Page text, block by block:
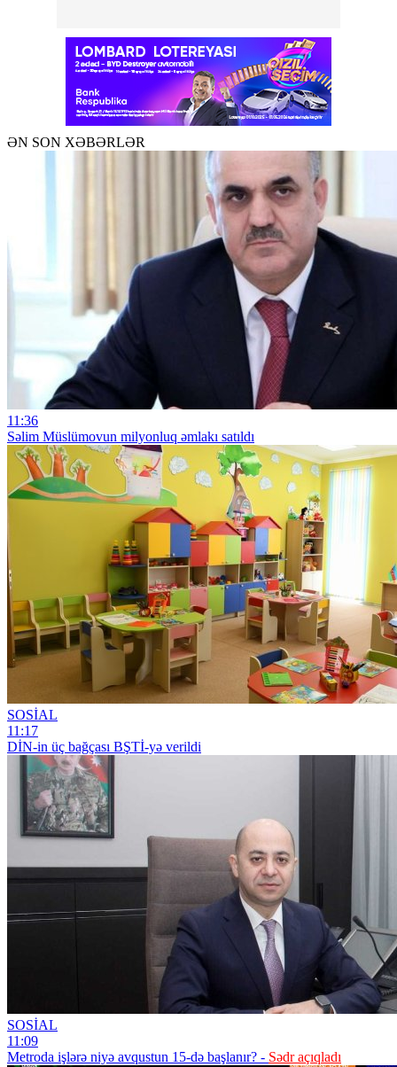
ƏN SON XƏBƏRLƏR
11:36
Səlim Müslümovun milyonluq əmlakı satıldı
SOSİAL
11:17
DİN-in üç bağçası BŞTİ-yə verildi
SOSİAL
11:09
Metroda işlərə niyə avqustun 15-də başlanır? - Sədr açıqladı